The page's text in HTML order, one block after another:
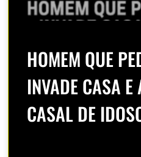
HOMEM QUE
INVADE CASA
CASAL DE